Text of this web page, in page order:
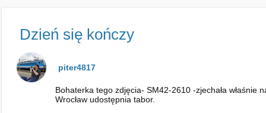
Dzień się kończy
piter4817
Bohaterka tego zdjęcia- SM42-2610 -zjechała
Wrocław udostępnia tabor.